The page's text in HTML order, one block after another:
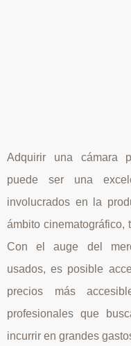
Adquirir una cámara
puede ser una
involucrados en la
ámbito cinematográfico,
Con el auge del
usados, es posible
precios más
profesionales que
incurrir en grandes